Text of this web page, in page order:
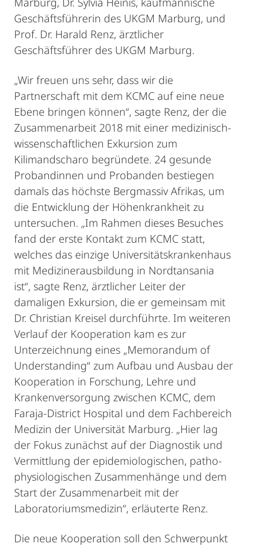
Geschäftsführerin des UKGM Marburg, und
Prof. Dr. Harald Renz, ärztlicher
Geschäftsführer des UKGM Marburg.
„Wir freuen uns sehr, dass wir die
Partnerschaft mit dem KCMC auf eine neue
Ebene bringen können“, sagte Renz, der die
Zusammenarbeit 2018 mit einer medizinisch-
wissenschaftlichen Exkursion zum
Kilimandscharo begründete. 24 gesunde
Probandinnen und Probanden bestiegen
damals das höchste Bergmassiv Afrikas, um
die Entwicklung der Höhenkrankheit zu
untersuchen. „Im Rahmen dieses Besuches
fand der erste Kontakt zum KCMC statt,
welches das einzige Universitätskrankenhaus
mit Medizinerausbildung in Nordtansania
ist“, sagte Renz, ärztlicher Leiter der
damaligen Exkursion, die er gemeinsam mit
Dr. Christian Kreisel durchführte. Im weiteren
Verlauf der Kooperation kam es zur
Unterzeichnung eines „Memorandum of
Understanding“ zum Aufbau und Ausbau der
Kooperation in Forschung, Lehre und
Krankenversorgung zwischen KCMC, dem
Faraja-District Hospital und dem Fachbereich
Medizin der Universität Marburg. „Hier lag
der Fokus zunächst auf der Diagnostik und
Vermittlung der epidemiologischen, patho-
physiologischen Zusammenhänge und dem
Start der Zusammenarbeit mit der
Laboratoriumsmedizin“, erläuterte Renz.
Die neue Kooperation soll den Schwerpunkt